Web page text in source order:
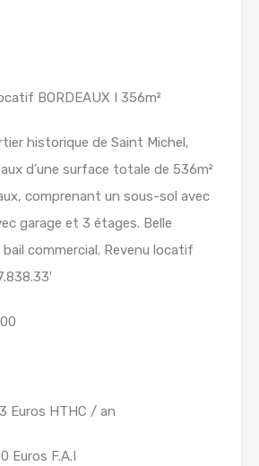
BORDEAUX I 356m²
historique de Saint Michel,
d’une surface totale de 536m²
comprenant un sous-sol avec
garage et 3 étages. Belle
commercial. Revenu locatif
Euros HTHC / an
Euros F.A.I